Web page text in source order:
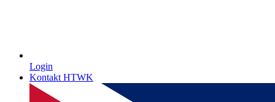
Login
Kontakt HTWK